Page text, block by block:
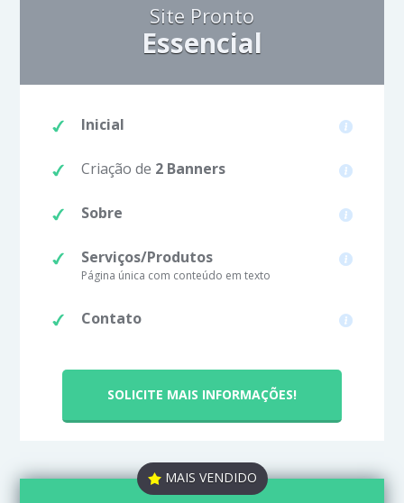
Site Pronto
Essencial
Inicial
Criação de 2 Banners
Sobre
Serviços/Produtos
Página única com conteúdo em texto
Contato
SOLICITE MAIS INFORMAÇÕES!
MAIS VENDIDO